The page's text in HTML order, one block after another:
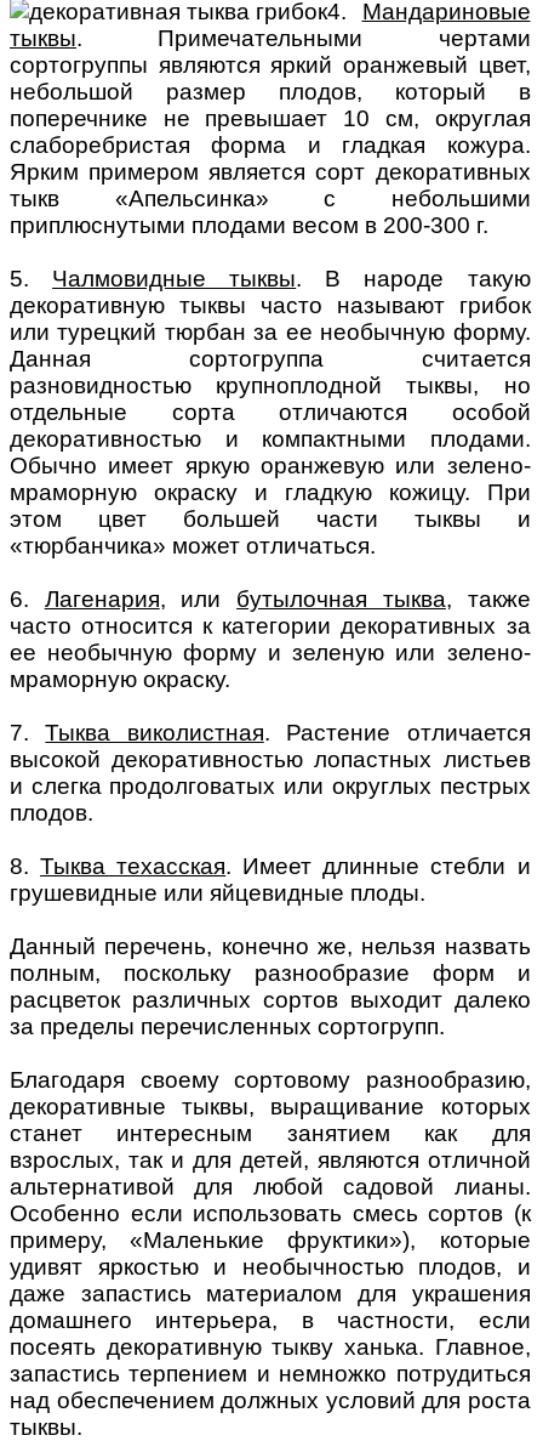
4. Мандариновые
тыквы. Примечательными чертами
сортогруппы являются яркий оранжевый цвет,
небольшой размер плодов, который в
поперечнике не превышает 10 см, округлая
слаборебристая форма и гладкая кожура.
Ярким примером является сорт декоративных
тыкв «Апельсинка» с небольшими
приплюснутыми плодами весом в 200-300 г.
5. Чалмовидные тыквы. В народе такую
декоративную тыквы часто называют грибок
или турецкий тюрбан за ее необычную форму.
Данная сортогруппа считается
разновидностью крупноплодной тыквы, но
отдельные сорта отличаются особой
декоративностью и компактными плодами.
Обычно имеет яркую оранжевую или зелено-
мраморную окраску и гладкую кожицу. При
этом цвет большей части тыквы и
«тюрбанчика» может отличаться.
6. Лагенария, или бутылочная тыква, также
часто относится к категории декоративных за
ее необычную форму и зеленую или зелено-
мраморную окраску.
7.Тыква виколистная. Растение отличается
высокой декоративностью лопастных листьев
и слегка продолговатых или округлых пестрых
плодов.
8.Тыква техасская. Имеет длинные стебли и
грушевидные или яйцевидные плоды.
Данный перечень, конечно же, нельзя назвать
полным, поскольку разнообразие форм и
расцветок различных сортов выходит далеко
за пределы перечисленных сортогрупп.
Благодаря своему сортовому разнообразию,
декоративные тыквы, выращивание которых
станет интересным занятием как для
взрослых, так и для детей, являются отличной
альтернативой для любой садовой лианы.
Особенно если использовать смесь сортов (к
примеру, «Маленькие фруктики»), которые
удивят яркостью и необычностью плодов, и
даже запастись материалом для украшения
домашнего интерьера, в частности, если
посеять декоративную тыкву ханька. Главное,
запастись терпением и немножко потрудиться
над обеспечением должных условий для роста
тыквы.